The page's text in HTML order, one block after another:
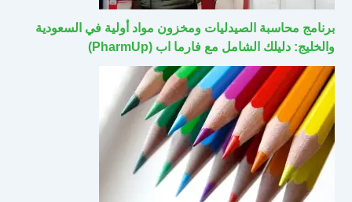
برنامج محاسبة الصيدليات ومخزون مواد أولية في السعودية
والخليج: دليلك الشامل مع فارما اب (PharmUp)